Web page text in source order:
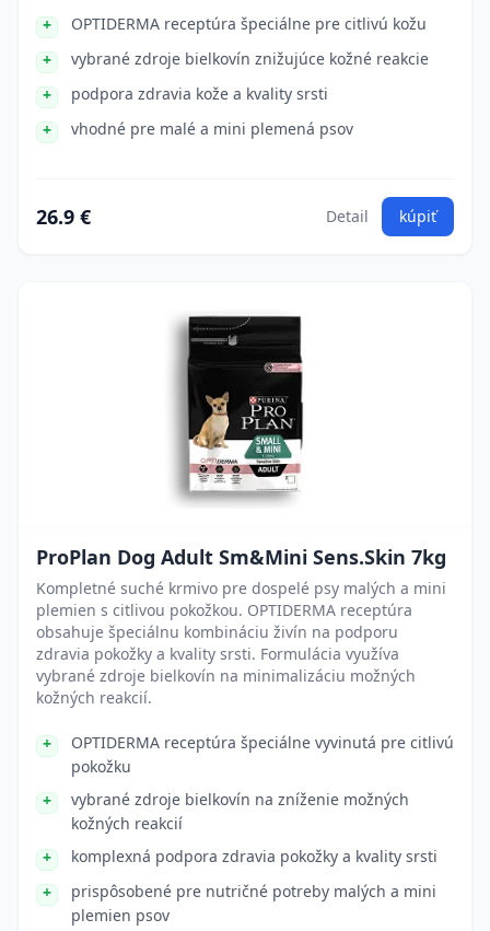
OPTIDERMA receptúra špeciálne pre citlivú kožu
vybrané zdroje bielkovín znižujúce kožné reakcie
podpora zdravia kože a kvality srsti
vhodné pre malé a mini plemená psov
26.9 € Detail kúpiť
ProPlan Dog Adult Sm&Mini Sens.Skin 7kg
Kompletné suché krmivo pre dospelé psy malých a mini
plemien s citlivou pokožkou. OPTIDERMA receptúra
obsahuje špeciálnu kombináciu živín na podporu
zdravia pokožky a kvality srsti. Formulácia využíva
vybrané zdroje bielkovín na minimalizáciu možných
kožných reakcií.
OPTIDERMA receptúra špeciálne vyvinutá pre citlivú
pokožku
vybrané zdroje bielkovín na zníženie možných
kožných reakcií
komplexná podpora zdravia pokožky a kvality srsti
prispôsobené pre nutričné potreby malých a mini
plemien psov